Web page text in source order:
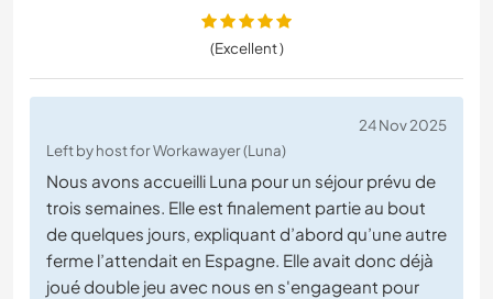
(Excellent )
24 Nov 2025
Left by host for Workawayer (Luna)
Nous avons accueilli Luna pour un séjour prévu de
trois semaines. Elle est finalement partie au bout
de quelques jours, expliquant d’abord qu’une autre
ferme l’attendait en Espagne. Elle avait donc déjà
joué double jeu avec nous en s'engageant pour